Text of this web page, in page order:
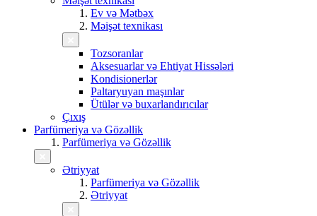
Ev və Mətbəx
Məişət texnikası
Tozsoranlar
Aksesuarlar və Ehtiyat Hissələri
Kondisionerlər
Paltaryuyan maşınlar
Ütülər və buxarlandırıcılar
Çıxış
Parfümeriya və Gözəllik
Parfümeriya və Gözəllik
Ətriyyat
Parfümeriya və Gözəllik
Ətriyyat